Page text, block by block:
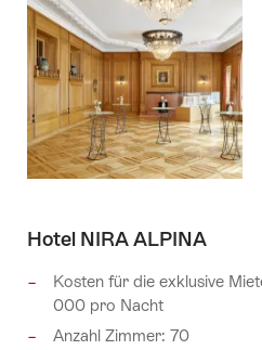
Hotel NIRA ALPINA
Kosten für die exklusive
000 pro Nacht
Anzahl Zimmer: 70